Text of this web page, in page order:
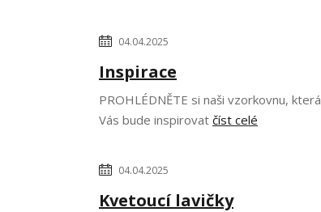
04.04.2025
Inspirace
PROHLÉDNĚTE si naši vzorkovnu, která
Vás bude inspirovat číst celé
04.04.2025
Kvetoucí lavičky